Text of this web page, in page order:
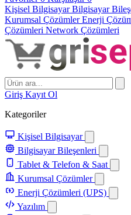
Kişisel BilgisayarBilgisayar
Kurumsal ÇözümlerEnerji
Çözümleri Network Çözümleri
Giriş Kayıt Ol
Kategoriler
Kişisel Bilgisayar
Bilgisayar Bileşenleri
Tablet & Telefon & Saat
Kurumsal Çözümler
Enerji Çözümleri (UPS)
Yazılım